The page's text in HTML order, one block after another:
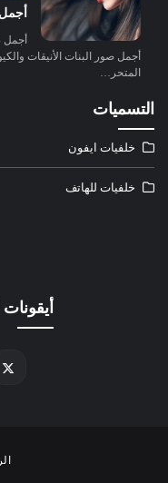
أجمل صور البنات الأنيقات
المتحر…
التسميات
خلفيات ايفون
خلفيات للهاتف